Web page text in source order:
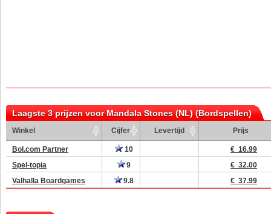
Laagste 3 prijzen voor Mandala Stones (NL) (Bordspellen)
Winkel Cijfer Levertijd Prijs
Bol.com Partner 10
€ 16.99
Spel-topia
9
€ 32.00
Valhalla Boardgames
9.8 € 37.99